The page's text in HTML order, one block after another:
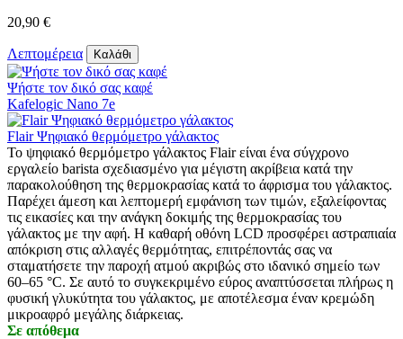
20,90 €
Λεπτομέρεια Καλάθι
Ψήστε τον δικό σας καφέ
Kafelogic Nano 7e
Flair Ψηφιακό θερμόμετρο γάλακτος
Το ψηφιακό θερμόμετρο γάλακτος Flair είναι ένα σύγχρονο
εργαλείο barista σχεδιασμένο για μέγιστη ακρίβεια κατά την
παρακολούθηση της θερμοκρασίας κατά το άφρισμα του γάλακτος.
Παρέχει άμεση και λεπτομερή εμφάνιση των τιμών, εξαλείφοντας
τις εικασίες και την ανάγκη δοκιμής της θερμοκρασίας του
γάλακτος με την αφή. Η καθαρή οθόνη LCD προσφέρει αστραπιαία
απόκριση στις αλλαγές θερμότητας, επιτρέποντάς σας να
σταματήσετε την παροχή ατμού ακριβώς στο ιδανικό σημείο των
60–65 °C. Σε αυτό το συγκεκριμένο εύρος αναπτύσσεται πλήρως η
φυσική γλυκύτητα του γάλακτος, με αποτέλεσμα έναν κρεμώδη
μικροαφρό μεγάλης διάρκειας.
Σε απόθεμα